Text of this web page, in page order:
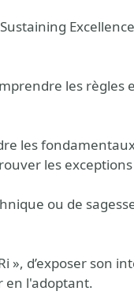
les règles
les
les exceptions
ou de
», d’exposer son
en l'adoptant.